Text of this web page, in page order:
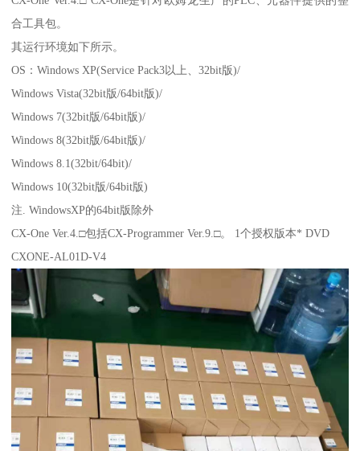
合工具包。
其运行环境如下所示。
OS：Windows XP(Service Pack3以上、32bit版)/
Windows Vista(32bit版/64bit版)/
Windows 7(32bit版/64bit版)/
Windows 8(32bit版/64bit版)/
Windows 8.1(32bit/64bit)/
Windows 10(32bit版/64bit版)
注. WindowsXP的64bit版除外
CX-One Ver.4.□包括CX-Programmer Ver.9.□。 1个授权版本* DVD
CXONE-AL01D-V4